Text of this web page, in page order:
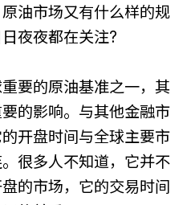
油市场又有什么样的规
夜夜都在关注?
要的原油基准之一，其
的影响。与其他金融市
开盘时间与全球主要市
很多人不知道，它并不
的市场，它的交易时间